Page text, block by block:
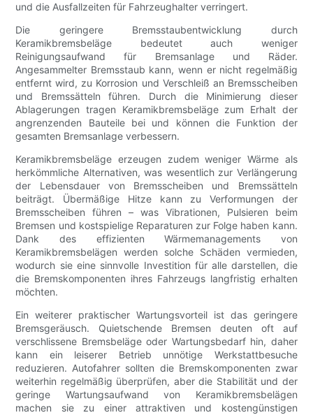
und die Ausfallzeiten für Fahrzeughalter verringert.
Die geringere Bremsstaubentwicklung durch
Keramikbremsbeläge bedeutet auch weniger
Reinigungsaufwand für Bremsanlage und Räder.
Angesammelter Bremsstaub kann, wenn er nicht regelmäßig
entfernt wird, zu Korrosion und Verschleiß an Bremsscheiben
und Bremssätteln führen. Durch die Minimierung dieser
Ablagerungen tragen Keramikbremsbeläge zum Erhalt der
angrenzenden Bauteile bei und können die Funktion der
gesamten Bremsanlage verbessern.
Keramikbremsbeläge erzeugen zudem weniger Wärme als
herkömmliche Alternativen, was wesentlich zur Verlängerung
der Lebensdauer von Bremsscheiben und Bremssätteln
beiträgt. Übermäßige Hitze kann zu Verformungen der
Bremsscheiben führen – was Vibrationen, Pulsieren beim
Bremsen und kostspielige Reparaturen zur Folge haben kann.
Dank des effizienten Wärmemanagements von
Keramikbremsbelägen werden solche Schäden vermieden,
wodurch sie eine sinnvolle Investition für alle darstellen, die
die Bremskomponenten ihres Fahrzeugs langfristig erhalten
möchten.
Ein weiterer praktischer Wartungsvorteil ist das geringere
Bremsgeräusch. Quietschende Bremsen deuten oft auf
verschlissene Bremsbeläge oder Wartungsbedarf hin, daher
kann ein leiserer Betrieb unnötige Werkstattbesuche
reduzieren. Autofahrer sollten die Bremskomponenten zwar
weiterhin regelmäßig überprüfen, aber die Stabilität und der
geringe Wartungsaufwand von Keramikbremsbelägen
machen sie zu einer attraktiven und kostengünstigen